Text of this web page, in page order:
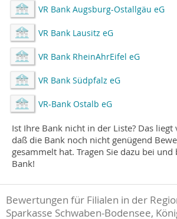
VR Bank Augsburg-Ostallgäu eG
VR Bank Lausitz eG
VR Bank RheinAhrEifel eG
VR Bank Südpfalz eG
VR-Bank Ostalb eG
Ist Ihre Bank nicht in der Liste? Das
daß die Bank noch nicht genügend
gesammelt hat. Tragen Sie dazu bei
Bank!
Bewertungen für Filialen in der
Sparkasse Schwaben-Bodensee,